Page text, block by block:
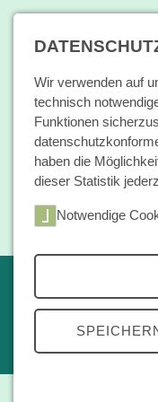
Home
Bücher / E-
Themen
kleine reihe
Open Access
Wir verwenden auf
technisch
Funktionen
haben die
dieser Statistik
Notwendige